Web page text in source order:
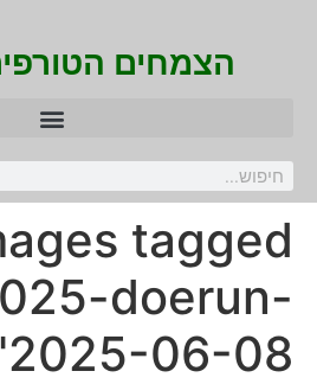
הצמחים
tagged
doerun-
2025-06-08"